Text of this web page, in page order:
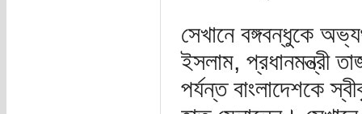
সেখানে বঙ্গবন্ধুকে
ইসলাম, প্রধানমন্ত্রী
পর্যন্ত বাংলাদেশকে